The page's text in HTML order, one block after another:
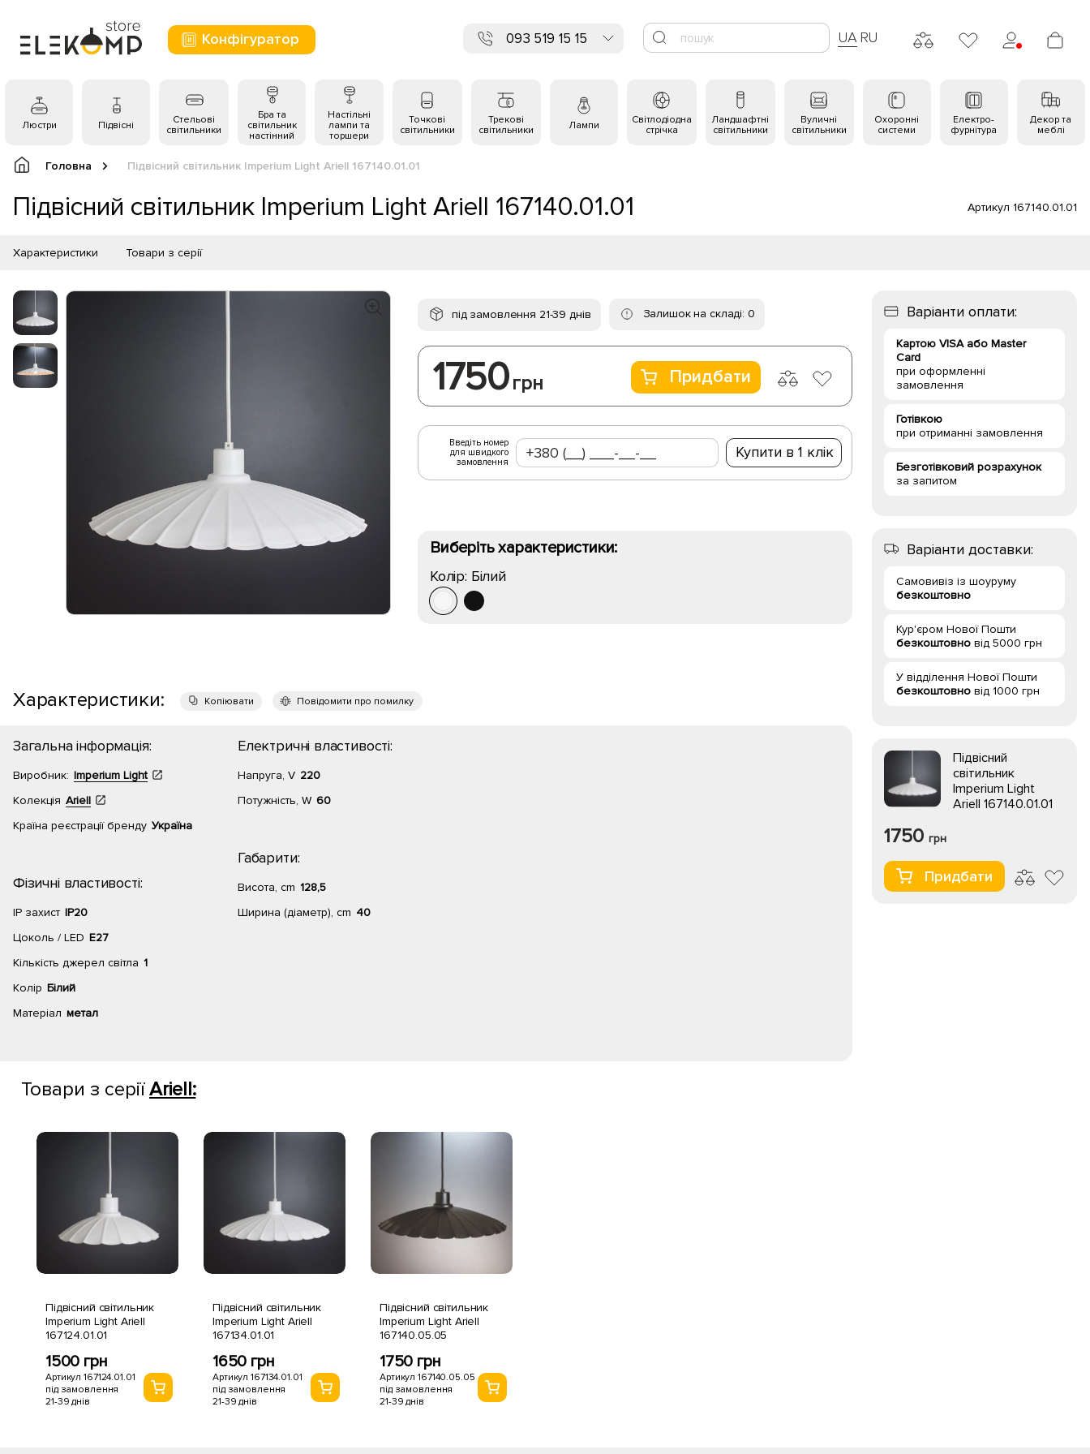
Конфігуратор 093 519 15 15 UA RU
Люстри Підвісні
Стельові
світильники
Бра та
світильник
настінний
Настільні
лампи та
торшери
Точкові
світильники
Трекові
світильники
Лампи
Світлодіодна
стрічка
Ландшафтні
світильники
Вуличні
світильники
Охоронні
системи
Електро-
фурнітура
Декор та
меблі
Головна Підвісний світильник Imperium Light Ariell 167140.01.01
Підвісний світильник Imperium Light Ariell 167140.01.01 Артикул 167140.01.01
Характеристики Товари з серії
під замовлення 21-39 днів Залишок на складі: 0
1750 грн Придбати
Введіть номер
для швидкого
замовлення
Купити в 1 клік
Виберіть характеристики:
Колір: Білий
Характеристики: Копіювати Повідомити про помилку
Загальна інформація:
Виробник: Imperium Light
Колекція Ariell
Країна реєстрації бренду Україна
Фізичні властивості:
IP захист IP20
Цоколь / LED E27
Кількість джерел світла 1
Колір Білий
Матеріал метал
Електричні властивості:
Напруга, V 220
Потужність, W 60
Габарити:
Висота, cm 128,5
Ширина (діаметр), cm 40
Товари з серіїAriell:
Підвісний світильник
Imperium Light Ariell
167124.01.01
1500 грн
Артикул 167124.01.01
під замовлення
21-39 днів
Підвісний світильник
Imperium Light Ariell
167134.01.01
1650 грн
Артикул 167134.01.01
під замовлення
21-39 днів
Підвісний світильник
Imperium Light Ariell
167140.05.05
1750 грн
Артикул 167140.05.05
під замовлення
21-39 днів
Варіанти оплати:
Картою VISA або Master
Card
при оформленні
замовлення
Готівкою
при отриманні замовлення
Безготівковий розрахунок
за запитом
Варіанти доставки:
Самовивіз із шоуруму
безкоштовно
Кур'єром Нової Пошти
безкоштовно від 5000 грн
У відділення Нової Пошти
безкоштовно від 1000 грн
Підвісний
світильник
Imperium Light
Ariell 167140.01.01
1750 грн
Придбати